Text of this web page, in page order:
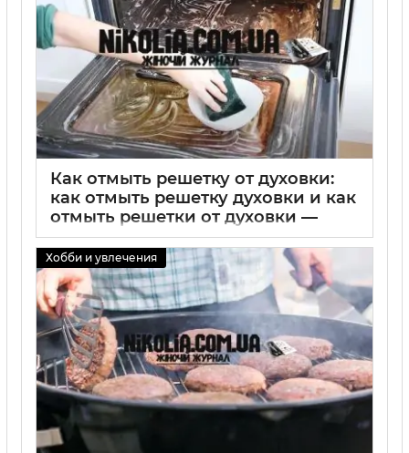
Как отмыть решетку от духовки:
как отмыть решетку духовки и как
отмыть решетки от духовки —
простые способы чистки
01 09 2025 0
Хобби и увлечения